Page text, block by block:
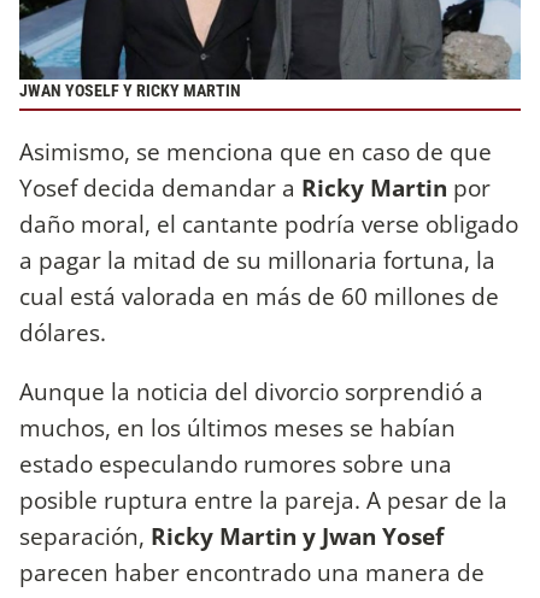
JWAN YOSELF Y RICKY MARTIN
Asimismo, se menciona que en caso de que
Yosef decida demandar a Ricky Martin por
daño moral, el cantante podría verse obligado
a pagar la mitad de su millonaria fortuna, la
cual está valorada en más de 60 millones de
dólares.
Aunque la noticia del divorcio sorprendió a
muchos, en los últimos meses se habían
estado especulando rumores sobre una
posible ruptura entre la pareja. A pesar de la
separación, Ricky Martin y Jwan Yosef
parecen haber encontrado una manera de